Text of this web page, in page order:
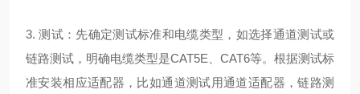
3. 测试：先确定测试标准和电缆类型，如选择通道测试或
链路测试，明确电缆类型是CAT5E、CAT6等。根据测试标
准安装相应适配器，比如通道测试用通道适配器，链路测